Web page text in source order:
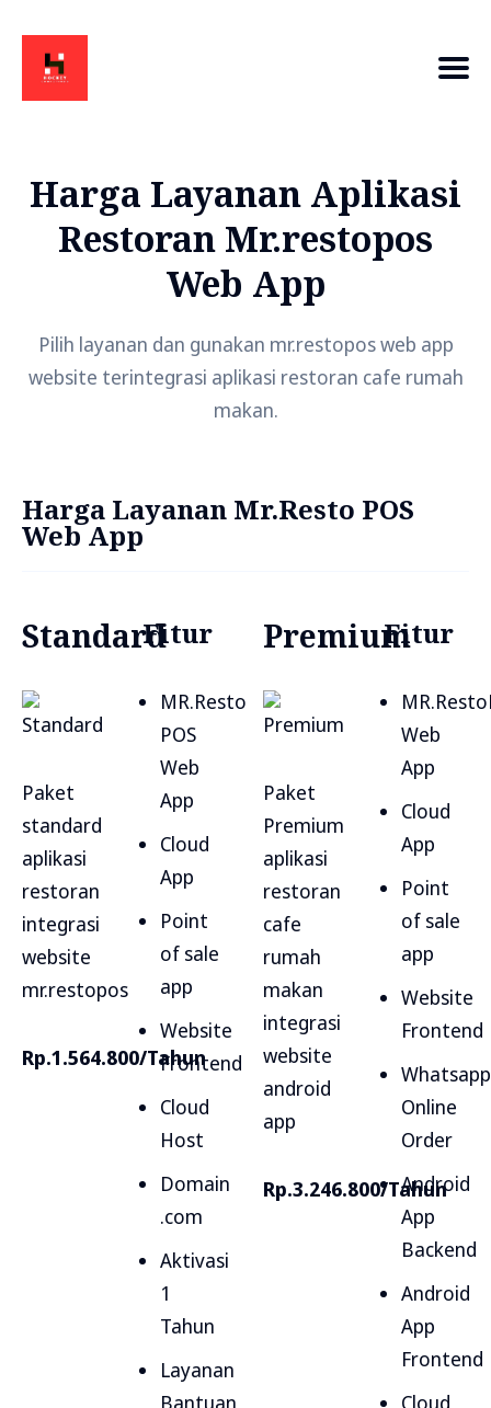
Harga Layanan Aplikasi
Restoran Mr.restopos
Web App
Pilih layanan dan gunakan mr.restopos web app
website terintegrasi aplikasi restoran cafe rumah
makan.
Harga Layanan Mr.Resto POS
Web App
Standard
Paket
standard
aplikasi
restoran
integrasi
website
mr.restopos
Rp.1.564.800/Tahun
Fitur
MR.Resto
POS
Web
App
Cloud
App
Point
of sale
app
Website
Frontend
Cloud
Host
Domain
.com
Aktivasi
1
Tahun
Layanan
Bantuan
Premium
Paket
Premium
aplikasi
restoran
cafe
rumah
makan
integrasi
website
android
app
Rp.3.246.800/Tahun
Fitur
Web
App
Cloud
App
Point
of sale
app
Website
Frontend
Whatsapp
Online
Order
Android
App
Backend
Android
App
Frontend
Cloud